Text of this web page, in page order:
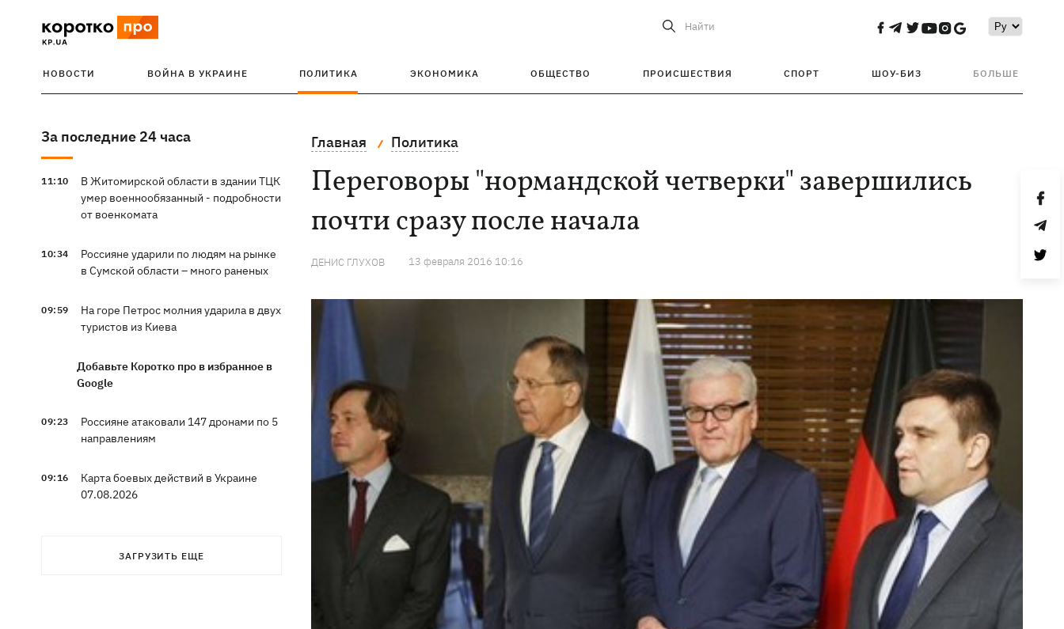
Найти
НОВОСТИ ВОЙНА В УКРАИНЕ ПОЛИТИКА ЭКОНОМИКА ОБЩЕСТВО ПРОИСШЕСТВИЯ СПОРТ ШОУ-БИЗ БОЛЬШЕ
За последние 24 часа
11:10
В Житомирской области в здании ТЦК
умер военнообязанный - подробности
от военкомата
10:34
Россияне ударили по людям на рынке
в Сумской области – много раненых
09:59
На горе Петрос молния ударила в двух
туристов из Киева
Добавьте Коротко про в избранное в
Google
09:23
Россияне атаковали 147 дронами по 5
направлениям
09:16
Карта боевых действий в Украине
07.08.2026
завершения войны в Украине -
ЗАГРУЗИТЬ ЕЩЕ
Главная Политика
Переговоры "нормандской четверки" завершились
почти сразу после начала
ДЕНИС ГЛУХОВ 13 февраля 2016 10:16